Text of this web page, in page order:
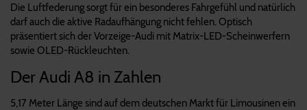
Die Luftfederung sorgt für ein besonderes Fahrgefühl und natürlich
darf auch die aktive Radaufhängung nicht fehlen. Optisch
präsentiert sich der Vorzeige-Audi mit Matrix-LED-Scheinwerfern
sowie OLED-Rückleuchten.
Der Audi A8 in Zahlen
5,17 Meter Länge sind auf dem deutschen Markt für Limousinen ein